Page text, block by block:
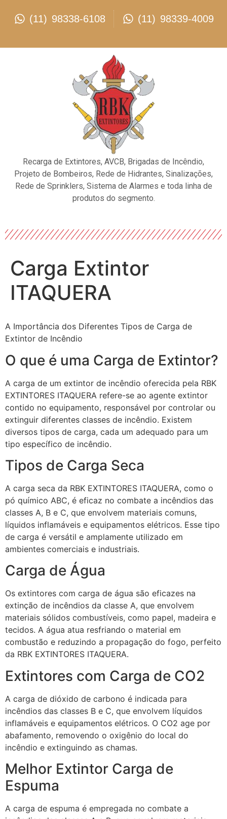
(11) 98338-6108 (11) 98339-4009
Recarga de Extintores, AVCB, Brigadas de Incêndio,
Projeto de Bombeiros, Rede de Hidrantes, Sinalizações,
Rede de Sprinklers, Sistema de Alarmes e toda linha de
produtos do segmento.
Carga Extintor
ITAQUERA
A Importância dos Diferentes Tipos de Carga de
Extintor de Incêndio
O que é uma Carga de Extintor?
A carga de um extintor de incêndio oferecida pela RBK
EXTINTORES ITAQUERA refere-se ao agente extintor
contido no equipamento, responsável por controlar ou
extinguir diferentes classes de incêndio. Existem
diversos tipos de carga, cada um adequado para um
tipo específico de incêndio.
Tipos de Carga Seca
A carga seca da RBK EXTINTORES ITAQUERA, como o
pó químico ABC, é eficaz no combate a incêndios das
classes A, B e C, que envolvem materiais comuns,
líquidos inflamáveis e equipamentos elétricos. Esse tipo
de carga é versátil e amplamente utilizado em
ambientes comerciais e industriais.
Carga de Água
Os extintores com carga de água são eficazes na
extinção de incêndios da classe A, que envolvem
materiais sólidos combustíveis, como papel, madeira e
tecidos. A água atua resfriando o material em
combustão e reduzindo a propagação do fogo, perfeito
da RBK EXTINTORES ITAQUERA.
Extintores com Carga de CO2
A carga de dióxido de carbono é indicada para
incêndios das classes B e C, que envolvem líquidos
inflamáveis e equipamentos elétricos. O CO2 age por
abafamento, removendo o oxigênio do local do
incêndio e extinguindo as chamas.
Melhor Extintor Carga de
Espuma
A carga de espuma é empregada no combate a